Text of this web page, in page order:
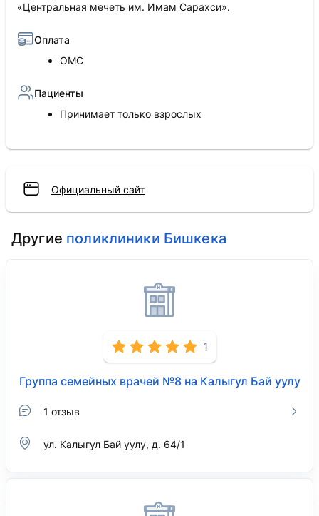
«Центральная мечеть им. Имам Сарахси».
Оплата
ОМС
Пациенты
Принимает только взрослых
Официальный сайт
Другие поликлиники Бишкека
1
Группа семейных врачей №8 на Калыгул Бай уулу
1 отзыв
ул. Калыгул Бай уулу, д. 64/1